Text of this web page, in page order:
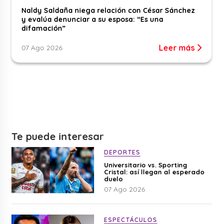
Naldy Saldaña niega relación con César Sánchez
y evalúa denunciar a su esposa: “Es una
difamación”
07 Ago 2026 Leer más
Te puede interesar
DEPORTES
Universitario vs. Sporting
Cristal: así llegan al esperado
duelo
07 Ago 2026
ESPECTÁCULOS